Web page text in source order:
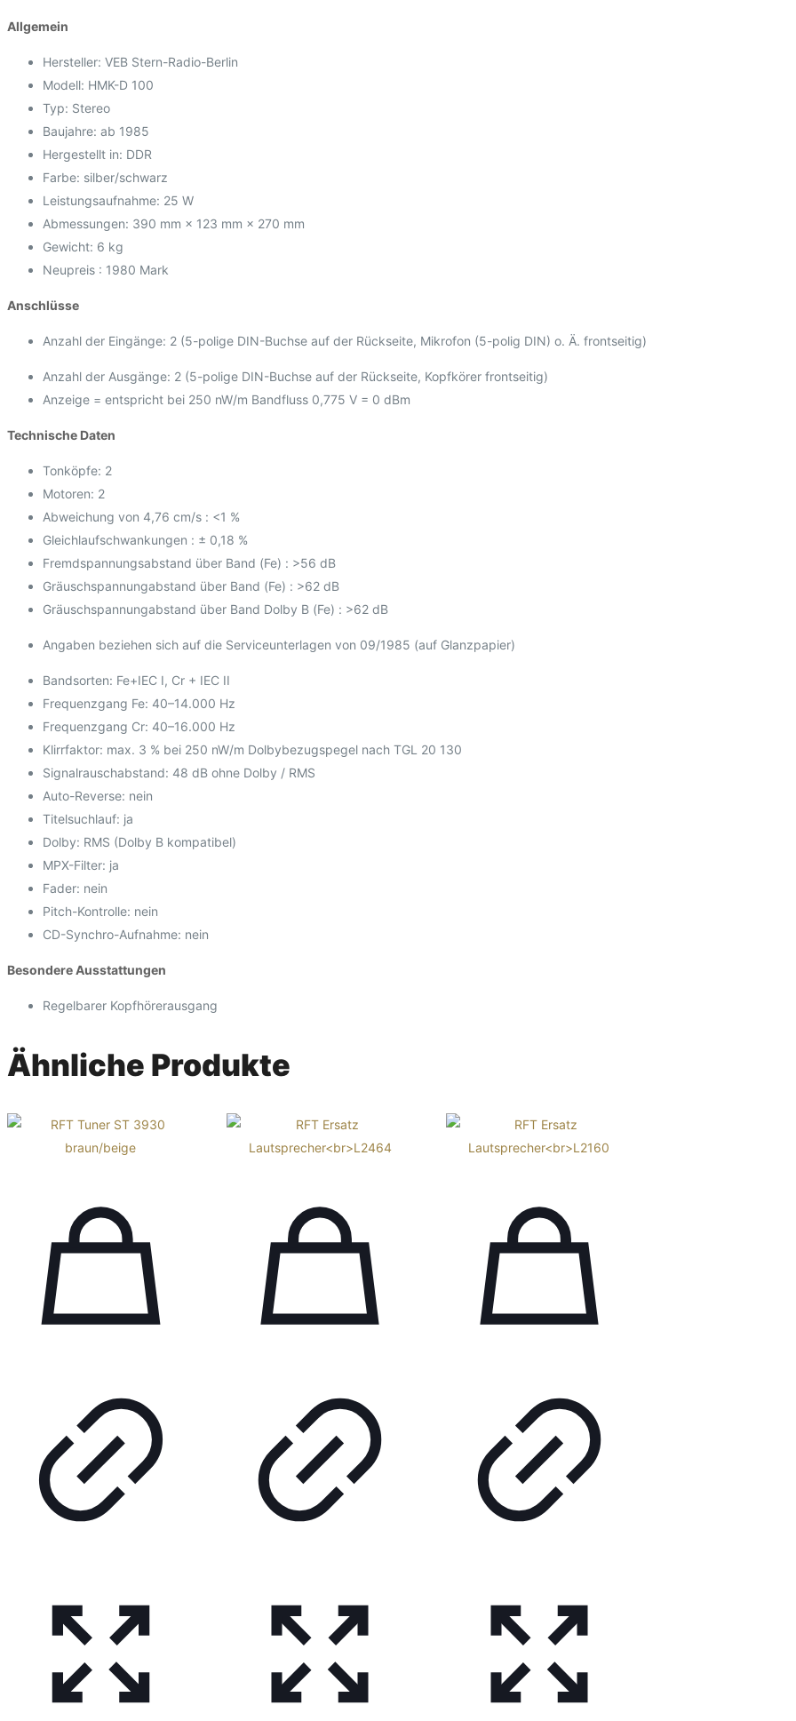
Allgemein
Hersteller: VEB Stern-Radio-Berlin
Modell: HMK-D 100
Typ: Stereo
Baujahre: ab 1985
Hergestellt in: DDR
Farbe: silber/schwarz
Leistungsaufnahme: 25 W
Abmessungen: 390 mm × 123 mm × 270 mm
Gewicht: 6 kg
Neupreis : 1980 Mark
Anschlüsse
Anzahl der Eingänge: 2 (5-polige DIN-Buchse auf der Rückseite, Mikrofon (5-polig DIN) o. Ä. frontseitig)
Anzahl der Ausgänge: 2 (5-polige DIN-Buchse auf der Rückseite, Kopfkörer frontseitig)
Anzeige = entspricht bei 250 nW/m Bandfluss 0,775 V = 0 dBm
Technische Daten
Tonköpfe: 2
Motoren: 2
Abweichung von 4,76 cm/s : <1 %
Gleichlaufschwankungen : ± 0,18 %
Fremdspannungsabstand über Band (Fe) : >56 dB
Gräuschspannungabstand über Band (Fe) : >62 dB
Gräuschspannungabstand über Band Dolby B (Fe) : >62 dB
Angaben beziehen sich auf die Serviceunterlagen von 09/1985 (auf Glanzpapier)
Bandsorten: Fe+IEC I, Cr + IEC II
Frequenzgang Fe: 40–14.000 Hz
Frequenzgang Cr: 40–16.000 Hz
Klirrfaktor: max. 3 % bei 250 nW/m Dolbybezugspegel nach TGL 20 130
Signalrauschabstand: 48 dB ohne Dolby / RMS
Auto-Reverse: nein
Titelsuchlauf: ja
Dolby: RMS (Dolby B kompatibel)
MPX-Filter: ja
Fader: nein
Pitch-Kontrolle: nein
CD-Synchro-Aufnahme: nein
Besondere Ausstattungen
Regelbarer Kopfhörerausgang
Ähnliche Produkte